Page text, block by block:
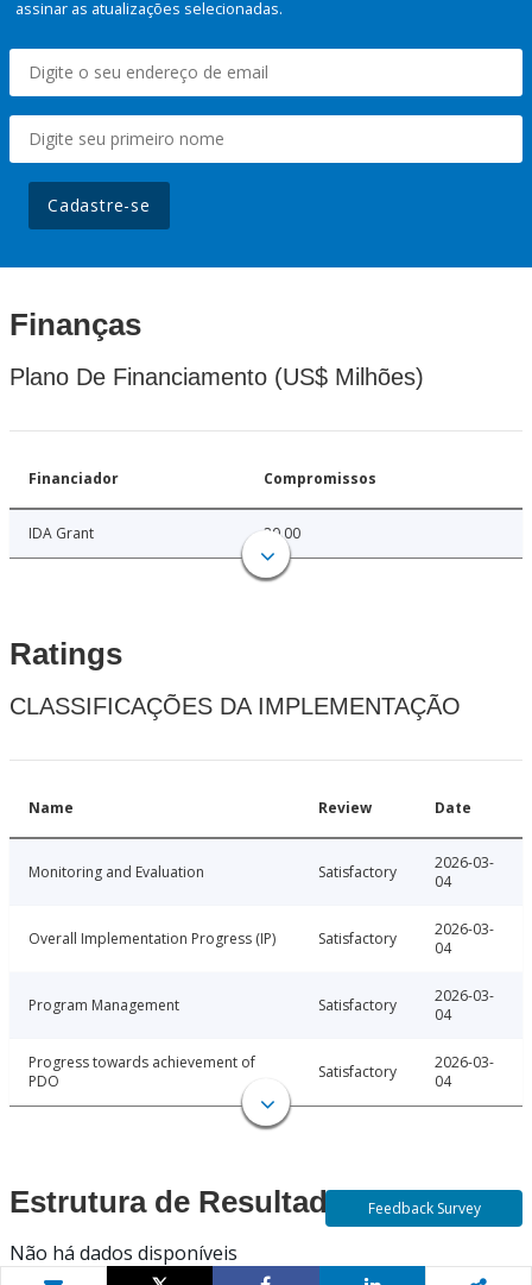
assinar as atualizações selecionadas.
Cadastre-se
Finanças
Plano De Financiamento (US$ Milhões)
Financiador Compromissos
IDA Grant 20.00
Ratings
CLASSIFICAÇÕES DA IMPLEMENTAÇÃO
Name Review Date
Monitoring and Evaluation Satisfactory
2026-03-
04
Overall Implementation Progress (IP) Satisfactory
2026-03-
04
Program Management Satisfactory
2026-03-
04
Progress towards achievement of
PDO
Satisfactory
2026-03-
04
Estrutura de Resultados
Não há dados disponíveis
Feedback Survey